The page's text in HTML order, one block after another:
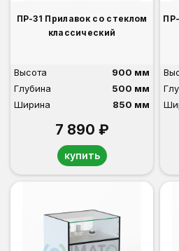
ПР-31 Прилавок со стеклом
классический
Высота
900 мм
Глубина
500 мм
Ширина
850 мм
7 890 ₽
купить